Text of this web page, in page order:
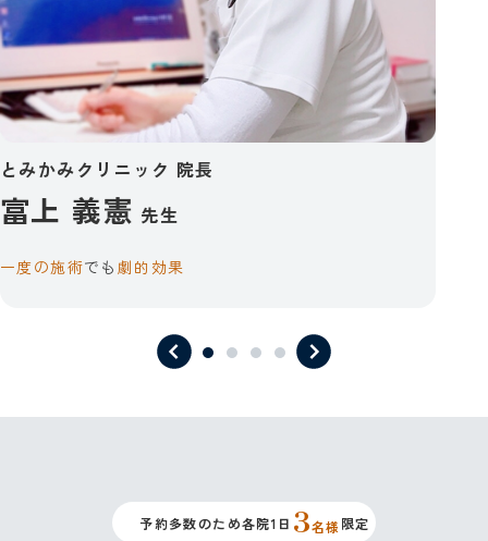
とみかみクリニック 院長
富上 義憲 先生
一度の施術でも 劇的効果
予約多数のため各院1日 3名様 限定